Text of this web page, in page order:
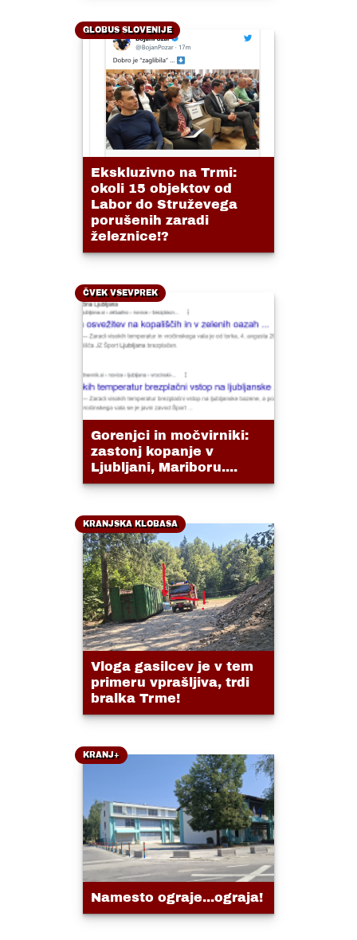
GLOBUS SLOVENIJE
Ekskluzivno na Trmi:
okoli 15 objektov od
Labor do Struževega
porušenih zaradi
železnice!?
ČVEK VSEVPREK
Gorenjci in močvirniki:
zastonj kopanje v
Ljubljani, Mariboru....
KRANJSKA KLOBASA
Vloga gasilcev je v tem
primeru vprašljiva, trdi
bralka Trme!
KRANJ+
Namesto ograje...ograja!